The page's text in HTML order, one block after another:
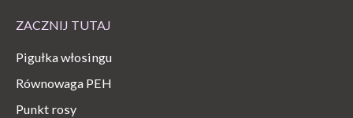
ZACZNIJ TUTAJ
Pigułka włosingu
Równowaga PEH
Punkt rosy